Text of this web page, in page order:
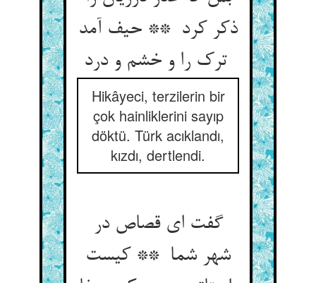
ذکر کرد ** حیف آمد
ترک را و خشم و درد
Hikâyeci, terzilerin bir
çok hainliklerini sayıp
döktü. Türk acıklandı,
kızdı, dertlendi.
گفت ای قصاص در
شهر شما ** کیست